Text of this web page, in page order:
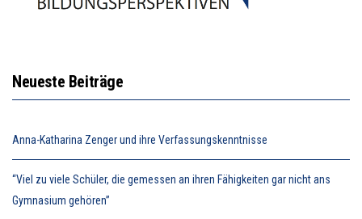
Neueste Beiträge
Anna-Katharina Zenger und ihre Verfassungskenntnisse
“Viel zu viele Schüler, die gemessen an ihren Fähigkeiten gar nicht ans
Gymnasium gehören”